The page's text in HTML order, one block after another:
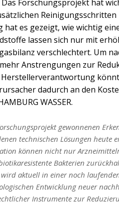
Das Forschungsprojekt hat
hat es gezeigt, wie wichtig
lassen sich nur mit
verschlechtert. Um
Anstrengungen zur
dadurch an den
WASSER.
gewonnenen
technischen Lösungen heute
können nicht nur
Bakterien
aktuell in einer noch
Entwicklung neuer
Instrumente zur